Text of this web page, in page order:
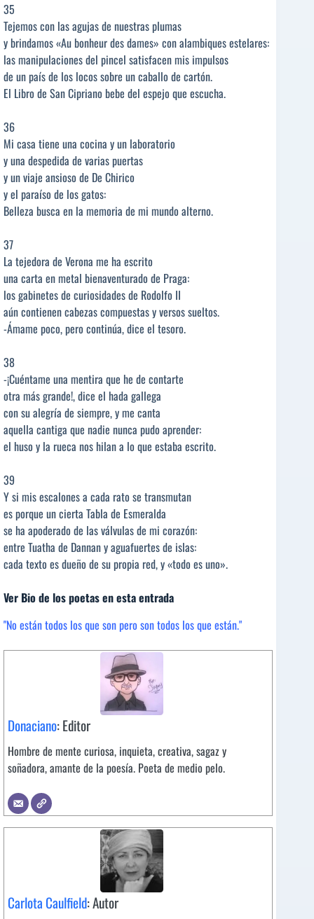
35
Tejemos con las agujas de nuestras plumas
y brindamos «Au bonheur des dames» con alambiques estelares:
las manipulaciones del pincel satisfacen mis impulsos
de un país de los locos sobre un caballo de cartón.
El Libro de San Cipriano bebe del espejo que escucha.
36
Mi casa tiene una cocina y un laboratorio
y una despedida de varias puertas
y un viaje ansioso de De Chirico
y el paraíso de los gatos:
Belleza busca en la memoria de mi mundo alterno.
37
La tejedora de Verona me ha escrito
una carta en metal bienaventurado de Praga:
los gabinetes de curiosidades de Rodolfo II
aún contienen cabezas compuestas y versos sueltos.
-Ámame poco, pero continúa, dice el tesoro.
38
-¡Cuéntame una mentira que he de contarte
otra más grande!, dice el hada gallega
con su alegría de siempre, y me canta
aquella cantiga que nadie nunca pudo aprender:
el huso y la rueca nos hilan a lo que estaba escrito.
39
Y si mis escalones a cada rato se transmutan
es porque un cierta Tabla de Esmeralda
se ha apoderado de las válvulas de mi corazón:
entre Tuatha de Dannan y aguafuertes de islas:
cada texto es dueño de su propia red, y «todo es uno».
Ver Bio de los poetas en esta entrada
"No están todos los que son pero son todos los que están."
Donaciano: Editor
Hombre de mente curiosa, inquieta, creativa, sagaz y
soñadora, amante de la poesía. Poeta de medio pelo.
Carlota Caulfield: Autor